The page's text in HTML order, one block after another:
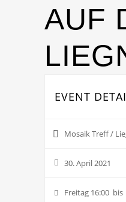
AUF
EVENT
Mosaik Treff /
30. April 2021
Freitag 16:00 bis